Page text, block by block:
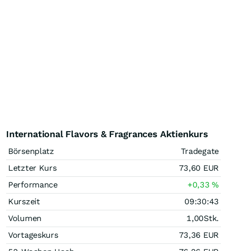
International Flavors & Fragrances Aktienkurs
Börsenplatz
Tradegate
Letzter Kurs
73,60 EUR
Performance
+0,33%
Kurszeit
09:30:43
Volumen
1,00Stk.
Vortageskurs
73,36 EUR